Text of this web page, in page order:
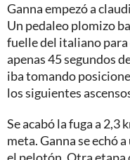
Ganna empezó a
Un pedaleo plomizo
fuelle del italiano para
apenas 45 segundos
iba tomando
los siguientes
Se acabó la fuga a 2,3
meta. Ganna se echó